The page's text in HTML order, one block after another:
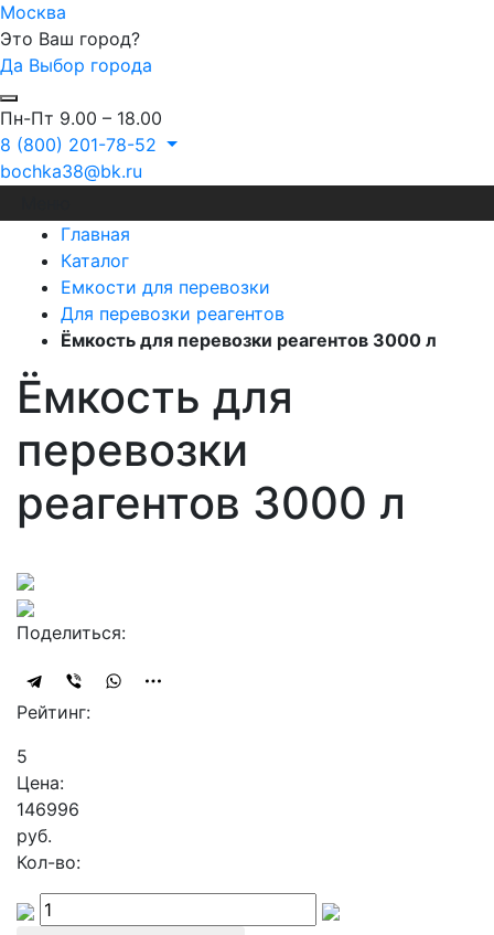
Москва
Это Ваш город?
Да Выбор города
Пн-Пт 9.00 – 18.00
8 (800) 201-78-52
bochka38@bk.ru
Главная
Каталог
Емкости для перевозки
Для перевозки реагентов
Ёмкость для перевозки реагентов 3000 л
Ёмкость для
перевозки
реагентов 3000 л
Поделиться:
Рейтинг:
5
Цена:
146996
руб.
Кол-во: